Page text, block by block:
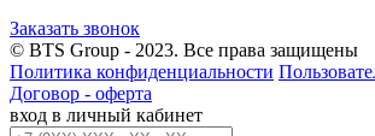
Заказать звонок
© BTS Group - 2023. Все права защищены
Политика конфиденциальности
Договор - оферта
вход в личный кабинет